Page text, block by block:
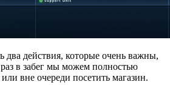
два действия, которые очень важны,
в забег мы можем полностью
вне очереди посетить магазин.